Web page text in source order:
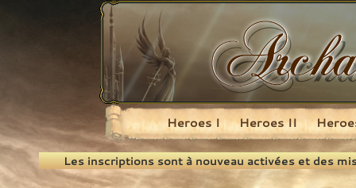
Recherche
Heroes I Heroes II
Les inscriptions sont à nouveau activées et des